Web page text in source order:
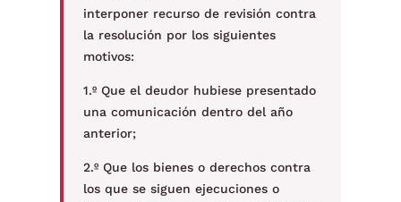
interponer recurso de revisión contra
la resolución por los siguientes
motivos:
1.º Que el deudor hubiese presentado
una comunicación dentro del año
anterior;
2.º Que los bienes o derechos contra
los que se siguen ejecuciones o